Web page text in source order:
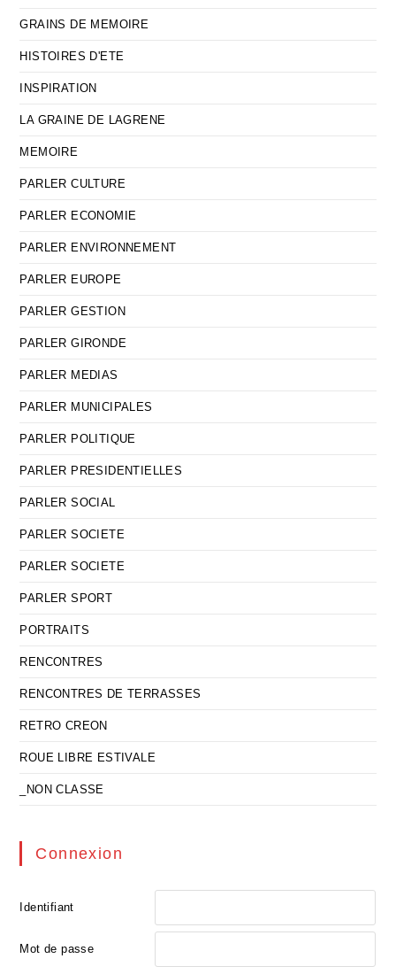
GRAINS DE MEMOIRE
HISTOIRES D'ETE
INSPIRATION
LA GRAINE DE LAGRENE
MEMOIRE
PARLER CULTURE
PARLER ECONOMIE
PARLER ENVIRONNEMENT
PARLER EUROPE
PARLER GESTION
PARLER GIRONDE
PARLER MEDIAS
PARLER MUNICIPALES
PARLER POLITIQUE
PARLER PRESIDENTIELLES
PARLER SOCIAL
PARLER SOCIETE
PARLER SOCIETE
PARLER SPORT
PORTRAITS
RENCONTRES
RENCONTRES DE TERRASSES
RETRO CREON
ROUE LIBRE ESTIVALE
_NON CLASSE
Connexion
Identifiant
Mot de passe